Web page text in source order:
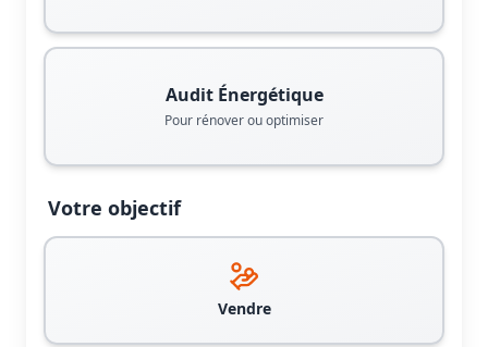
Audit Énergétique
Pour rénover ou optimiser
Votre objectif
Vendre